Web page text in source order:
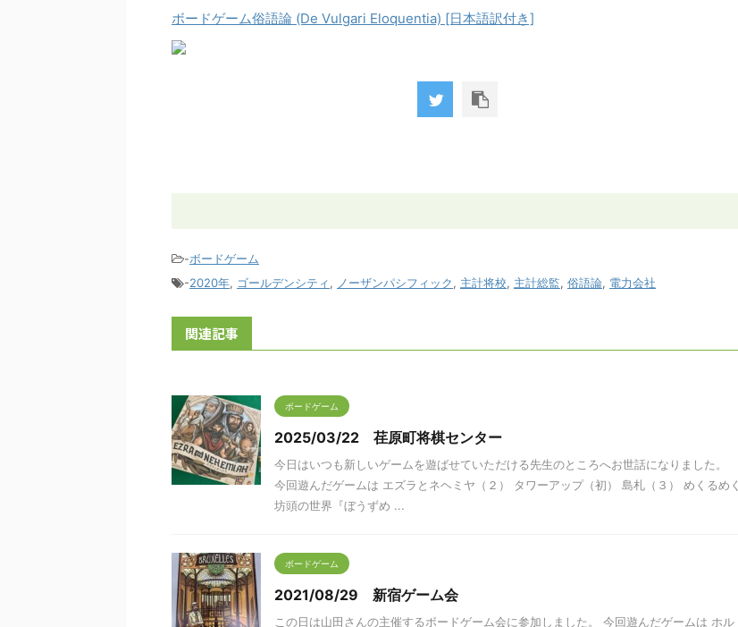
ボードゲーム俗語論 (De Vulgari Eloquentia) [日本語訳付き]
-ボードゲーム
-2020年, ゴールデンシティ, ノーザンパシフィック, 主計将校, 主計総監, 俗語論, 電力会社
関連記事
ボードゲーム
2025/03/22 荏原町将棋センター
今日はいつも新しいゲームを遊ばせていただける先生のところへお世話になりました。
今回遊んだゲームは エズラとネヘミヤ（２） タワーアップ（初） 島札（３） めくるめく
坊頭の世界『ぼうずめ ...
ボードゲーム
2021/08/29 新宿ゲーム会
この日は山田さんの主催するボードゲーム会に参加しました。 今回遊んだゲームは ホル